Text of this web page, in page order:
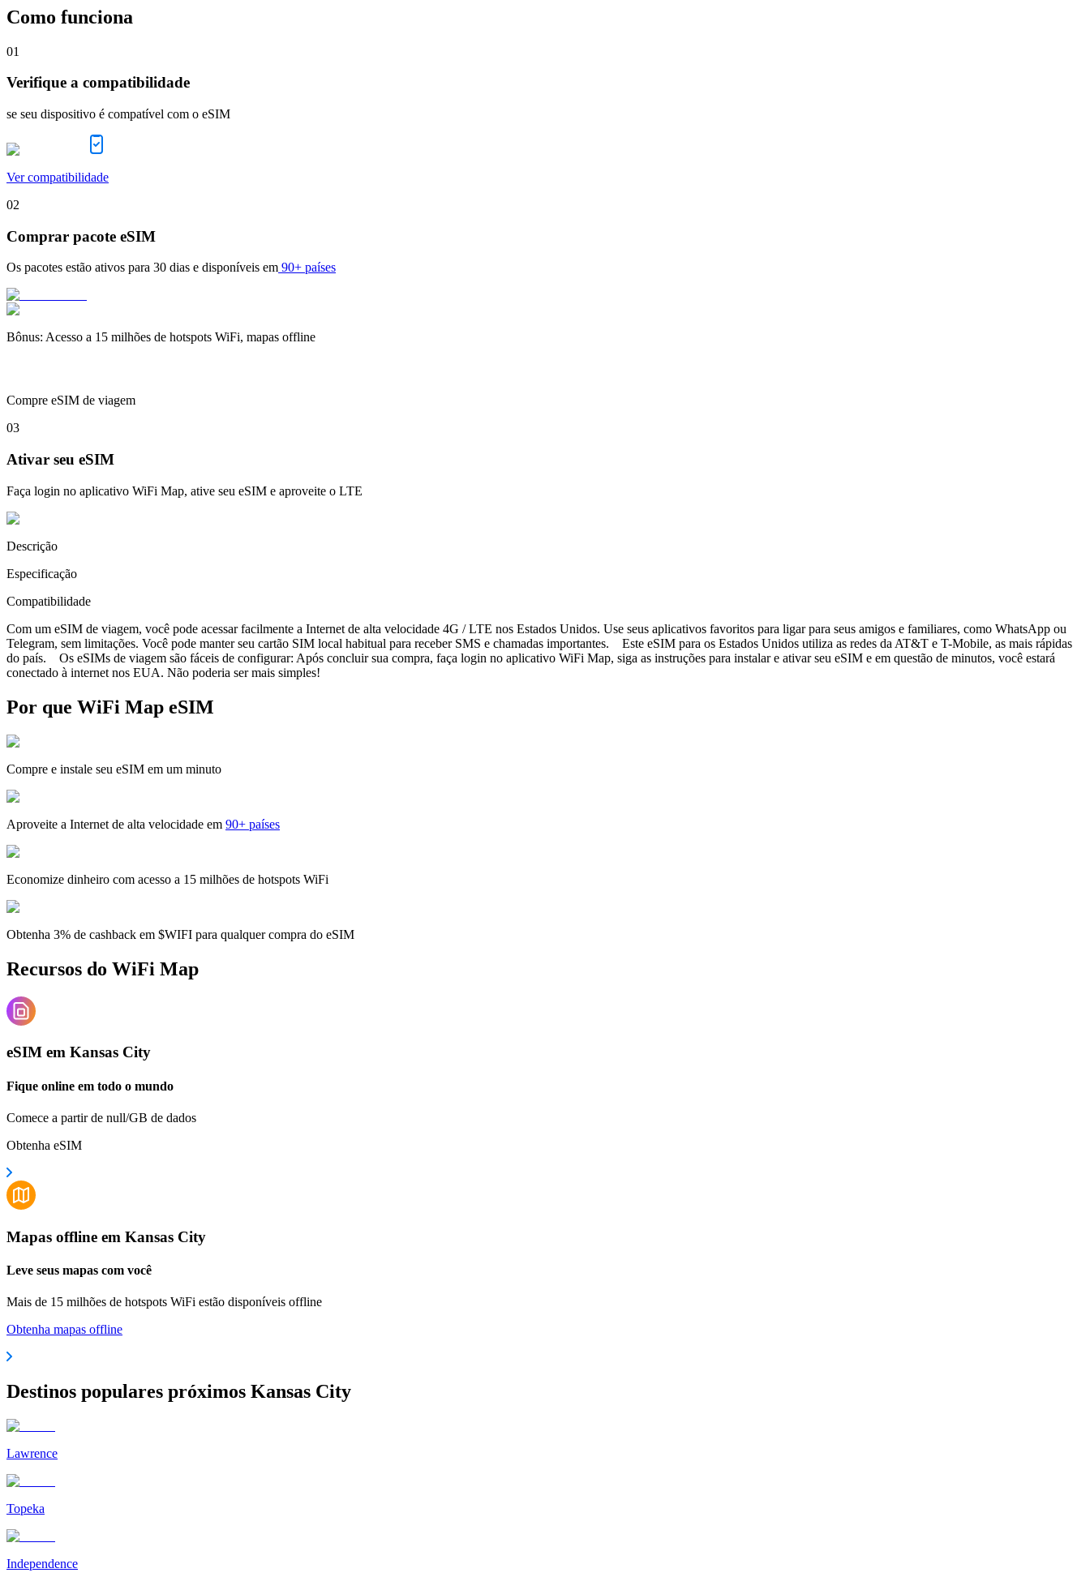
Como funciona
01
Verifique a compatibilidade
se seu dispositivo é compatível com o eSIM
Ver compatibilidade
02
Comprar pacote eSIM
Os pacotes estão ativos para 30 dias e disponíveis em 90+ países
Bônus: Acesso a 15 milhões de hotspots WiFi, mapas offline
Compre eSIM de viagem
03
Ativar seu eSIM
Faça login no aplicativo WiFi Map, ative seu eSIM e aproveite o LTE
Descrição
Especificação
Compatibilidade
Com um eSIM de viagem, você pode acessar facilmente a Internet de alta velocidade 4G / LTE nos Estados Unidos. Use seus aplicativos favoritos para ligar para seus amigos e familiares, como WhatsApp ou
Telegram, sem limitações. Você pode manter seu cartão SIM local habitual para receber SMS e chamadas importantes. Este eSIM para os Estados Unidos utiliza as redes da AT&T e T-Mobile, as mais rápidas
do país. Os eSIMs de viagem são fáceis de configurar: Após concluir sua compra, faça login no aplicativo WiFi Map, siga as instruções para instalar e ativar seu eSIM e em questão de minutos, você estará
conectado à internet nos EUA. Não poderia ser mais simples!
Por que WiFi Map eSIM
Compre e instale seu eSIM em um minuto
Aproveite a Internet de alta velocidade em 90+ países
Economize dinheiro com acesso a 15 milhões de hotspots WiFi
Obtenha 3% de cashback em $WIFI para qualquer compra do eSIM
Recursos do WiFi Map
eSIM em Kansas City
Fique online em todo o mundo
Comece a partir de null/GB de dados
Obtenha eSIM
Mapas offline em Kansas City
Leve seus mapas com você
Mais de 15 milhões de hotspots WiFi estão disponíveis offline
Obtenha mapas offline
Destinos populares próximos Kansas City
Lawrence
Topeka
Independence